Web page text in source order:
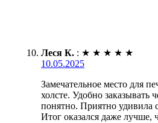
Леся К. : ★ ★ ★ ★ ★
10.05.2025
Замечательное место для
холсте. Удобно заказывать
понятно. Приятно удивила
Итог оказался даже лучше,